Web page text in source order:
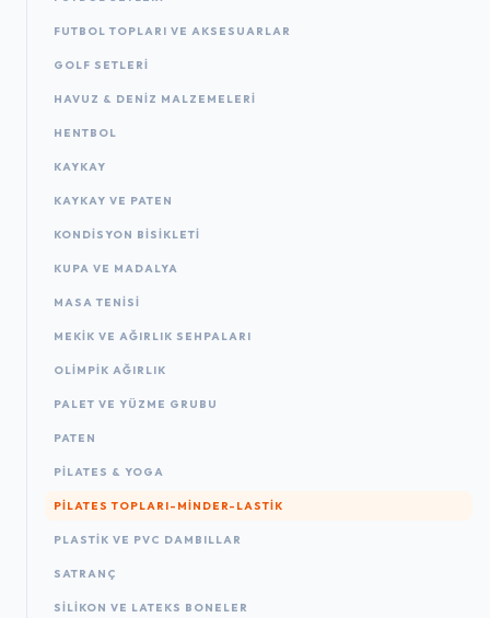
FUTBOL TOPLARI VE AKSESUARLAR
GOLF SETLERI
HAVUZ & DENIZ MALZEMELERI
HENTBOL
KAYKAY
KAYKAY VE PATEN
KONDISYON BISIKLETI
KUPA VE MADALYA
MASA TENISI
MEKIK VE AĞIRLIK SEHPALARI
OLIMPIK AĞIRLIK
PALET VE YÜZME GRUBU
PATEN
PILATES & YOGA
PILATES TOPLARI-MINDER-LASTIK
PLASTIK VE PVC DAMBILLAR
SATRANÇ
SILIKON VE LATEKS BONELER